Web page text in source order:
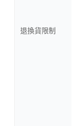
退換貨限制